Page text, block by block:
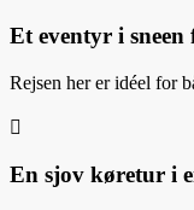
Et eventyr i
Rejsen her er idéel for

En sjov køretur i